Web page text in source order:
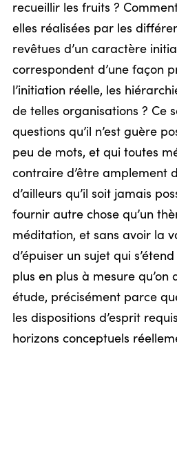
recueillir les fruits ?
elles réalisées par les
revêtues d’un caractère
correspondent d’une façon
l’initiation réelle, les
de telles organisations ? Ce
questions qu’il n’est guère
peu de mots, et qui toutes
contraire d’être amplement
d’ailleurs qu’il soit jamais
fournir autre chose qu’un
méditation, et sans avoir la
d’épuiser un sujet qui
plus en plus à mesure qu’on
étude, précisément parce
les dispositions d’esprit
horizons conceptuels